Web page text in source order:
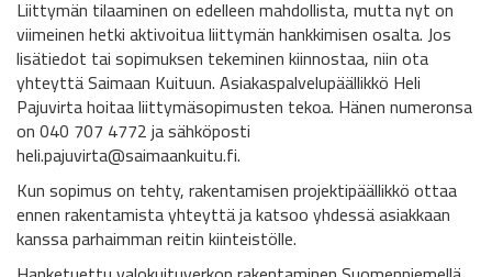
Liittymän tilaaminen on edelleen mahdollista, mutta nyt on
viimeinen hetki aktivoitua liittymän hankkimisen osalta. Jos
lisätiedot tai sopimuksen tekeminen kiinnostaa, niin ota
yhteyttä Saimaan Kuituun. Asiakaspalvelupäällikkö Heli
Pajuvirta hoitaa liittymäsopimusten tekoa. Hänen numeronsa
on 040 707 4772 ja sähköposti
heli.pajuvirta@saimaankuitu.fi.
Kun sopimus on tehty, rakentamisen projektipäällikkö ottaa
ennen rakentamista yhteyttä ja katsoo yhdessä asiakkaan
kanssa parhaimman reitin kiinteistölle.